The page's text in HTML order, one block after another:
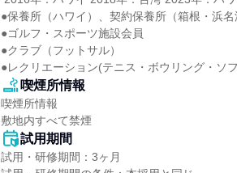
●保養所（ハワイ）、契約保養所（箱根・浜名
●ゴルフ・スポーツ施設会員
●クラブ（フットサル）
●レクリエーション(テニス・ボウリング・ソ
喫煙所情報
喫煙所情報
敷地内すべて禁煙
試用期間
試用・研修期間：3ヶ月